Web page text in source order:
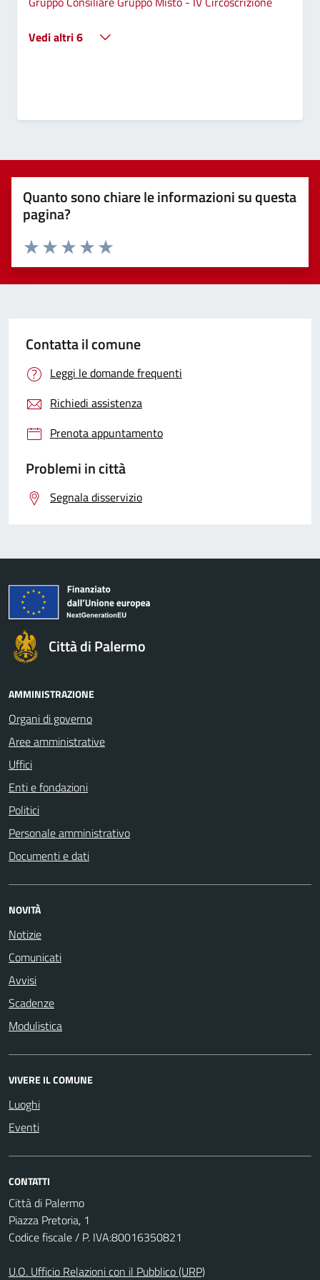
Vedi altri 6
Quanto sono chiare le informazioni su questa
pagina?
Valuta 5 stelle su 5
Valuta 4 stelle su 5
Valuta 3 stelle su 5
Valuta 2 stelle su 5
Valuta 1 stelle su 5
Contatta il comune
Leggi le domande frequenti
Richiedi assistenza
Prenota appuntamento
Problemi in città
Segnala disservizio
Città di Palermo
AMMINISTRAZIONE
Organi di governo
Aree amministrative
Uffici
Enti e fondazioni
Politici
Personale amministrativo
Documenti e dati
NOVITÀ
Notizie
Comunicati
Avvisi
Scadenze
Modulistica
VIVERE IL COMUNE
Luoghi
Eventi
CONTATTI
Città di Palermo
Piazza Pretoria, 1
Codice fiscale / P. IVA:80016350821
U.O. Ufficio Relazioni con il Pubblico (URP)